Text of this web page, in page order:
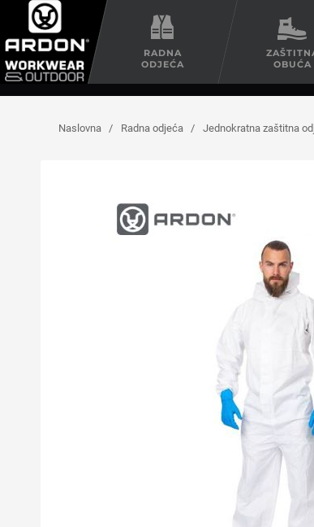
RADNA
ODJEĆA
OBUĆA
Naslovna / Radna odjeća / Jednokratna zaštitna